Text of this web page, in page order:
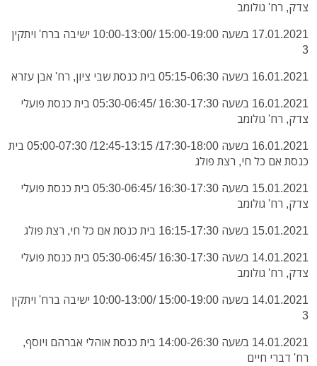
צדק, רח' גולומב
17.01.2021 בשעה 15:00-19:00 /10:00-13:00 ישיבה ברח' ויתקין
3
16.01.2021 בשעה 05:15-06:30 בית כנסת שבי ציון, רח' אבן עזרא
16.01.2021 בשעה 16:30-17:30 /05:30-06:45 בית כנסת פועלי
צדק, רח' גולומב
16.01.2021 בשעה 17:30-18:00/ 12:45-13:15/ 05:00-07:30 בית
כנסת אם כל חי, רצת פולג
15.01.2021 בשעה 16:30-17:30 /05:30-06:45 בית כנסת פועלי
צדק, רח' גולומב
15.01.2021 בשעה 16:15-17:30 בית כנסת אם כל חי, רצת פולג
14.01.2021 בשעה 16:30-17:30 /05:30-06:45 בית כנסת פועלי
צדק, רח' גולומב
14.01.2021 בשעה 15:00-19:00 /10:00-13:00 ישיבה ברח' ויתקין
3
14.01.2021 בשעה 14:00-26:30 בית כנסת אוהלי אברהם ויוסף,
רח' דברי חיים